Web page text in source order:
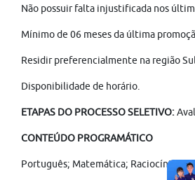
Não possuir falta injustificada nos
Mínimo de 06 meses da última
Residir preferencialmente na região
Disponibilidade de horário.
ETAPAS DO PROCESSO SELETIVO:
CONTEÚDO PROGRAMÁTICO
Português; Matemática; Raciocínio